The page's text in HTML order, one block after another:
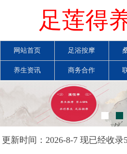
足莲得
网站首页 足浴按摩
养生资讯 商务合作
更新时间：2026-8-7 现已经收录